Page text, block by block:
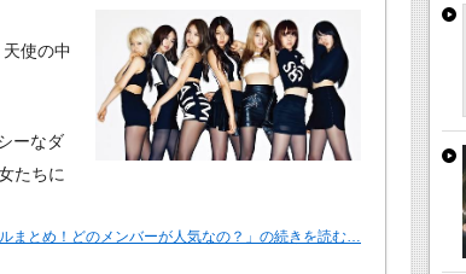
使の中
ーなダ
たちに
まとめ！どのメンバーが人気なの？」の続きを読む…